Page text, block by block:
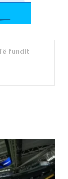
fundit